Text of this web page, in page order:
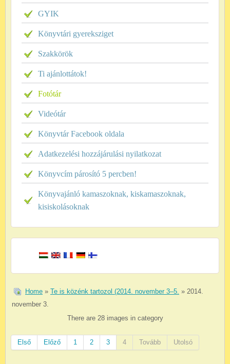
GYIK
Könyvtári gyereksziget
Szakkörök
Ti ajánlottátok!
Fotótár
Videótár
Könyvtár Facebook oldala
Adatkezelési hozzájárulási nyilatkozat
Könyvcím párosító 5 percben!
Könyvajánló kamaszoknak, kiskamaszoknak,
kisiskolásoknak
Home » Te is közénk tartozol (2014. november 3–5. » 2014.
november 3.
There are 28 images in category
Első Előző 1 2 3 4 Tovább Utolsó